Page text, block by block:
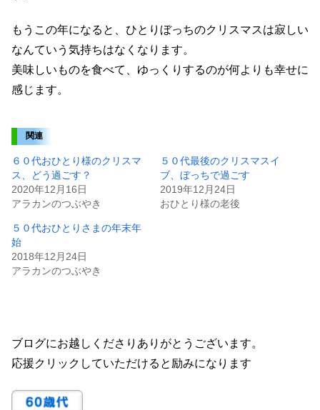
もうこの年になると、ひとりぼっちのクリスマスは寂しい
なんていう気持ちはなくなります。
美味しいものを食べて、ゆっくりするのが何よりも幸せに
感じます。
関連
６０代おひとり様のクリスマ
ス、どう過ごす？
2020年12月16日
アラカンのつぶやき
５０代最後のクリスマスイ
ブ、ぼっちで過ごす
2019年12月24日
おひとり様の老後
５０代おひとりさまの年末年
始
2018年12月24日
アラカンのつぶやき
ブログにお越しくださりありがとうございます。
応援クリックしていただけると励みになります